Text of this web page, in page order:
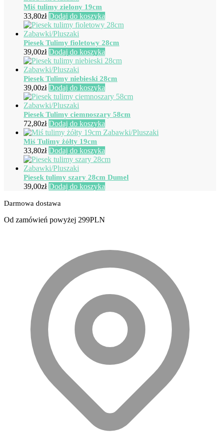
Miś tulimy zielony 19cm
33,80zł Dodaj do koszyka
Piesek Tulimy fioletowy 28cm
39,00zł Dodaj do koszyka
Piesek Tulimy niebieski 28cm
39,00zł Dodaj do koszyka
Piesek Tulimy ciemnoszary 58cm
72,80zł Dodaj do koszyka
Miś Tulimy żółty 19cm
33,80zł Dodaj do koszyka
Piesek tulimy szary 28cm Dumel
39,00zł Dodaj do koszyka
Darmowa dostawa
Od zamówień powyżej 299PLN